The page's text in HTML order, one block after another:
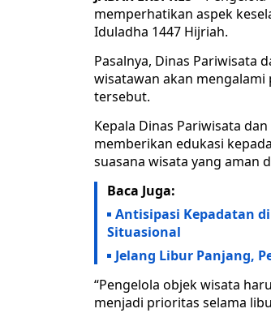
memperhatikan aspek
Iduladha 1447 Hijriah.
Pasalnya, Dinas Pariwisata
wisatawan akan
tersebut.
Kepala Dinas Pariwisata
memberikan edukasi
suasana wisata yang aman
Baca Juga:
Antisipasi Kepadatan
Situasional
Jelang Libur Panjang,
“Pengelola objek wisata
menjadi prioritas selama